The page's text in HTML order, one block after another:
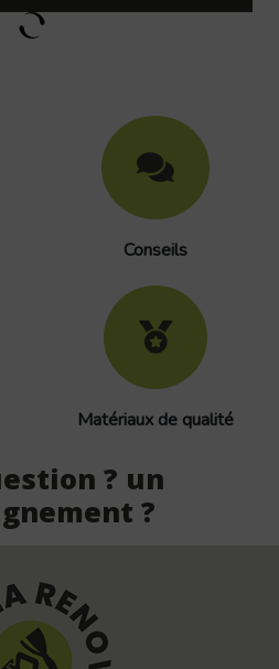
Conseils
Matériaux de qualité
? un
?